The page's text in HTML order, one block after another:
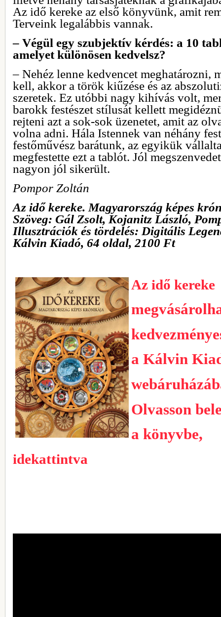
Az idő kereke az első könyvünk, amit
Terveink legalábbis vannak.
– Végül egy szubjektív kérdés: a 10
amelyet különösen kedvelsz?
– Nehéz lenne kedvencet meghatározni,
kell, akkor a török kiűzése és az
szeretek. Ez utóbbi nagy kihívás volt,
barokk festészet stílusát kellett
rejteni azt a sok-sok üzenetet, amit az
volna adni. Hála Istennek van néhány
festőművész barátunk, az egyikük
megfestette ezt a tablót. Jól
nagyon jól sikerült.
Pompor Zoltán
Az idő kereke. Magyarország képes
Szöveg: Gál Zsolt, Kojanitz László,
Illusztrációk és tördelés: Digitális
Kálvin Kiadó, 64 oldal, 2100 Ft
Az idő kereke
a Kálvin
Olvasson
a könyvbe,
idekattintva